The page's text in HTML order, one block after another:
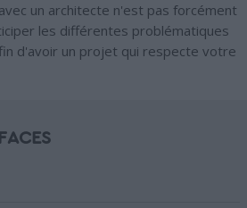
un architecte n'est pas forcément
les différentes problématiques
d'avoir un projet qui respecte votre